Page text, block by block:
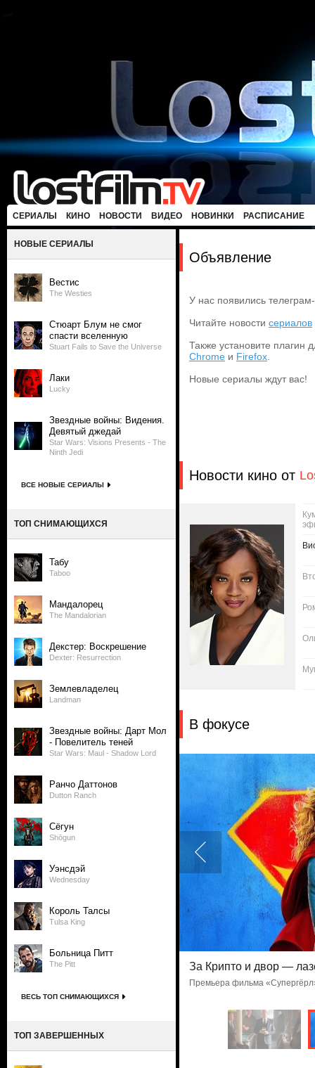
СЕРИАЛЫ КИНО НОВОСТИ ВИДЕО НОВИНКИ РАСПИСАНИЕ
НОВЫЕ СЕРИАЛЫ
Вестис
The Westies
Стюарт Блум не смог
спасти вселенную
Stuart Fails to Save the Universe
Лаки
Lucky
Звездные войны: Видения.
Девятый джедай
Star Wars: Visions Presents - The
Ninth Jedi
ВСЕ НОВЫЕ СЕРИАЛЫ
ТОП СНИМАЮЩИХСЯ
Табу
Taboo
Мандалорец
The Mandalorian
Декстер: Воскрешение
Dexter: Resurrection
Землевладелец
Landman
Звездные войны: Дарт Мол
- Повелитель теней
Star Wars: Maul - Shadow Lord
Ранчо Даттонов
Dutton Ranch
Сёгун
Shōgun
Уэнсдэй
Wednesday
Король Талсы
Tulsa King
Больница Питт
The Pitt
ВЕСЬ ТОП СНИМАЮЩИХСЯ
ТОП ЗАВЕРШЕННЫХ
Объявление
У нас появились
Читайте новости сериалов
Также установите плагин
Chrome и Firefox
Новые сериалы ждут вас!
Новости кино от
В фокусе
пивом отрубленные
«Вестис»
За Крипто и двор —
Премьера фильма